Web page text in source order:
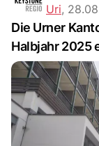
Uri,
Die Urner
Halbjahr 2025